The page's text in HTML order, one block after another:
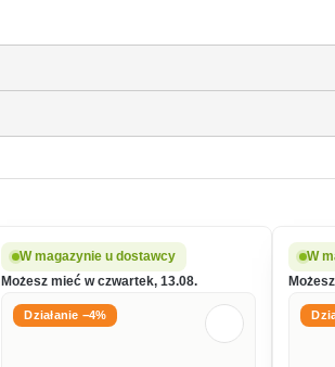
W magazynie u dostawcy
Możesz mieć w czwartek, 13.08.
Działanie −4%
W